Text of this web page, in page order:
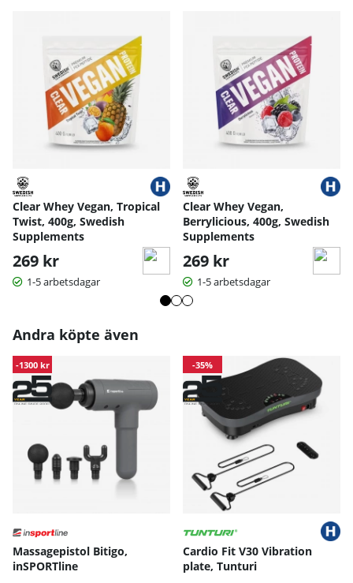
Clear Whey Vegan, Tropical
Twist, 400g, Swedish
Supplements
269 kr
1-5 arbetsdagar
Clear Whey Vegan,
Berrylicious, 400g, Swedish
Supplements
269 kr
1-5 arbetsdagar
Andra köpte även
-1300 kr
Massagepistol Bitigo,
inSPORTline
-35%
Cardio Fit V30 Vibration
plate, Tunturi